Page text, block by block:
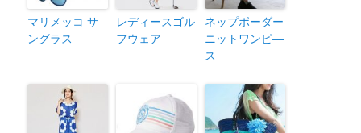
マリメッコ サ
ングラス
レディースゴル
フウェア
ネップボーダー
ニットワンピ―
ス